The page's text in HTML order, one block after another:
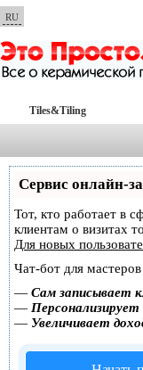
RU
Tiles&Tiling
Сервис онлайн-
Тот, кто работает в
клиентам о визитах
Для новых
Чат-бот для
— Сам записывает
—
— Увеличивает